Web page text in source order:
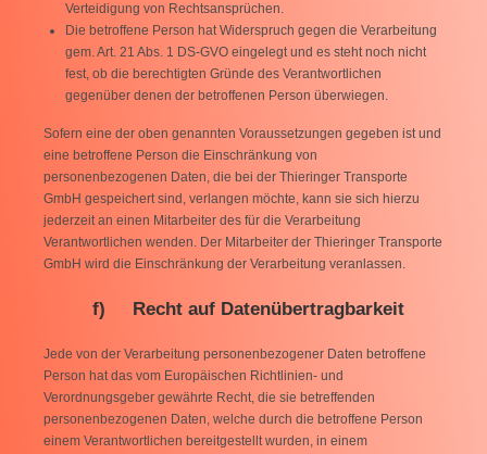
Verteidigung von Rechtsansprüchen.
Die betroffene Person hat Widerspruch gegen die Verarbeitung
gem. Art. 21 Abs. 1 DS-GVO eingelegt und es steht noch nicht
fest, ob die berechtigten Gründe des Verantwortlichen
gegenüber denen der betroffenen Person überwiegen.
Sofern eine der oben genannten Voraussetzungen gegeben ist und
eine betroffene Person die Einschränkung von
personenbezogenen Daten, die bei der Thieringer Transporte
GmbH gespeichert sind, verlangen möchte, kann sie sich hierzu
jederzeit an einen Mitarbeiter des für die Verarbeitung
Verantwortlichen wenden. Der Mitarbeiter der Thieringer Transporte
GmbH wird die Einschränkung der Verarbeitung veranlassen.
f) Recht auf Datenübertragbarkeit
Jede von der Verarbeitung personenbezogener Daten betroffene
Person hat das vom Europäischen Richtlinien- und
Verordnungsgeber gewährte Recht, die sie betreffenden
personenbezogenen Daten, welche durch die betroffene Person
einem Verantwortlichen bereitgestellt wurden, in einem